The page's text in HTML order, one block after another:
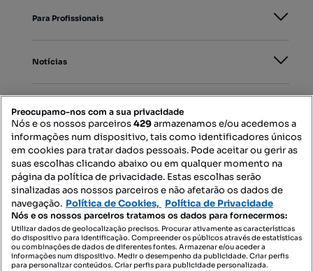
Para Profissionais
Notícias
Mapa do Site
Contacte-nos
SIGA-NOS:
Preocupamo-nos com a sua privacidade
Nós e os nossos parceiros429armazenamos e/ou acedemos a
informações num dispositivo, tais como identificadores únicos
em cookies para tratar dados pessoais. Pode aceitar ou gerir as
suas escolhas clicando abaixo ou em qualquer momento na
página da política de privacidade. Estas escolhas serão
sinalizadas aos nossos parceiros e não afetarão os dados de
navegação. Política de Cookies, Política de Privacidade
Nós e os nossos parceiros tratamos os dados para fornecermos:
Utilizar dados de geolocalização precisos. Procurar ativamente as características
do dispositivo para identificação. Compreender os públicos através de estatísticas
ou combinações de dados de diferentes fontes. Armazenar e/ou aceder a
informações num dispositivo. Medir o desempenho da publicidade. Criar perfis
para personalizar conteúdos. Criar perfis para publicidade personalizada.